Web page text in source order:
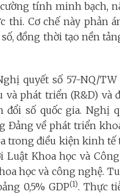
tính minh bạch,
thi. Cơ chế này phản
đồng thời tạo nền
quyết số 57-NQ/
và phát triển (R&D) và
đổi số quốc gia. Nghị
Đảng về phát triển
trong điều kiện kinh
Luật Khoa học và
học và công nghệ.
0,5% GDP(1). Thực